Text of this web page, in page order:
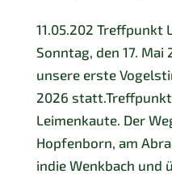
11.05.202 Treffpunkt
Sonntag, den 17.
unsere erste
2026
Leimenkaute. Der
Hopfenborn, am
indie Wenkbach und